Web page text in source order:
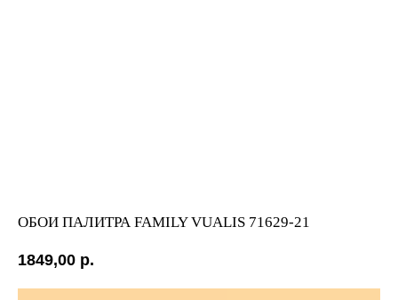
ОБОИ ПАЛИТРА FAMILY VUALIS 71629-21
1849,00 р.